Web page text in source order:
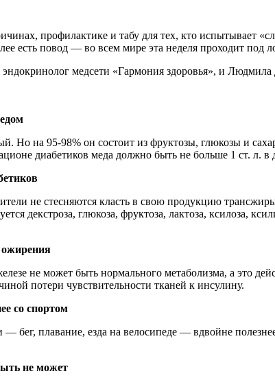
профилактике и табу для тех, кто испытывает
есть повод — во всем мире эта неделя проходит
медсети «Гармония здоровья», и
Но на 95-98% он состоит из фруктозы, глюкозы и
диабетиков меда должно быть не больше 1 ст. л.
не стесняются класть в свою продукцию
декстроза, глюкоза, фруктоза, лактоза, ксилоза,
не может быть нормального метаболизма, а это
потери чувствительности тканей к инсулину.
со спортом
бег, плавание, езда на велосипеде — вдвойне
не может